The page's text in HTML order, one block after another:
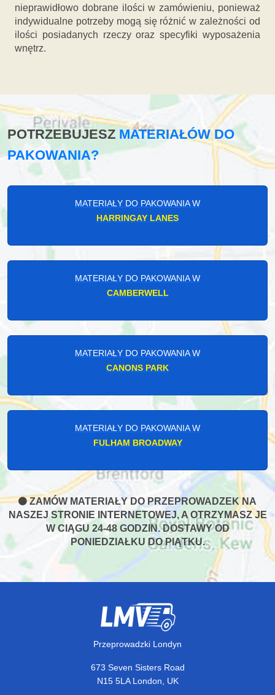
nieprawidłowo dobrane ilości w zamówieniu, ponieważ
indywidualne potrzeby mogą się różnić w zależności od
ilości posiadanych rzeczy oraz specyfiki wyposażenia
wnętrz.
POTRZEBUJESZMATERIAŁÓW DO
PAKOWANIA?
MATERIAŁY DO PAKOWANIA W
HARRINGAY LANES
MATERIAŁY DO PAKOWANIA W
CAMBERWELL
MATERIAŁY DO PAKOWANIA W
CANONS PARK
MATERIAŁY DO PAKOWANIA W
FULHAM BROADWAY
ZAMÓW MATERIAŁY DO PRZEPROWADZEK NA
NASZEJ STRONIE INTERNETOWEJ, A OTRZYMASZ JE
W CIĄGU 24-48 GODZIN. DOSTAWY OD
PONIEDZIAŁKU DO PIĄTKU.
Przeprowadzki Londyn
673 Seven Sisters Road
N15 5LA London, UK